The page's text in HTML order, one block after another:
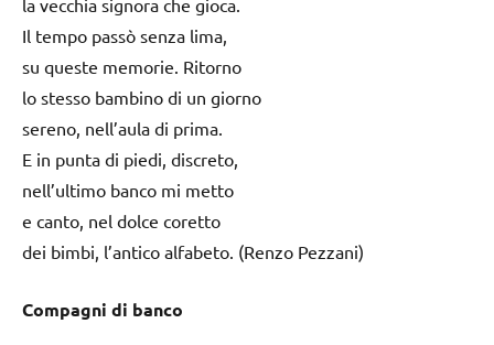
Il tempo passò senza lima,
su queste memorie. Ritorno
lo stesso bambino di un giorno
sereno, nell’aula di prima.
E in punta di piedi, discreto,
nell’ultimo banco mi metto
e canto, nel dolce coretto
dei bimbi, l’antico alfabeto. (Renzo Pezzani)
Compagni di banco